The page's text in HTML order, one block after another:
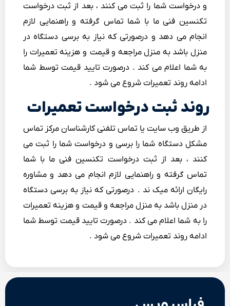
و درخواست شما را ثبت می کنند ، بعد از ثبت درخواست
تکنسین فنی ما با شما تماس گرفته و راهنمایی لازم
انجام می دهد و درصورتی که نیاز به برسی دستگاه در
منزل باشد به منزل مراجعه و قیمت و هزینه تعمیرات را
به شما اعلام می کند . درصورت تایید قیمت توسط شما
ادامه روند تعمیرات شروع می شود .
روند ثبت درخواست تعمیرات
از طریق وب سایت یا تماس تلفنی کارشناسان مرکز تماس
مشکل دستگاه شما را برسی و درخواست شما را ثبت می
کنند ، بعد از ثبت درخواست تکنسین فنی ما با شما
تماس گرفته و راهنمایی لازم انجام می دهد و مشاوره
رایگان ارائه میک ند . درصورتی که نیاز به برسی دستگاه
در منزل باشد به منزل مراجعه و قیمت و هزینه تعمیرات
را به شما اعلام می کند . درصورت تایید قیمت توسط شما
ادامه روند تعمیرات شروع می شود .